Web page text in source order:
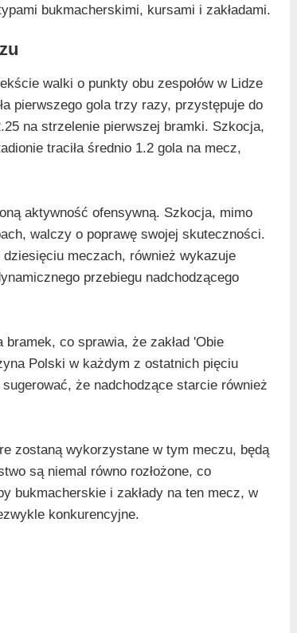
bukmacherskimi, kursami i zakładami.
walki o punkty obu zespołów w Lidze
pierwszego gola trzy razy, przystępuje do
na strzelenie pierwszej bramki. Szkocja,
traciła średnio 1.2 gola na mecz,
aktywność ofensywną. Szkocja, mimo
walczy o poprawę swojej skuteczności.
meczach, również wykazuje
przebiegu nadchodzącego
co sprawia, że zakład 'Obie
Polski w każdym z ostatnich pięciu
że nadchodzące starcie również
zostaną wykorzystane w tym meczu, będą
są niemal równo rozłożone, co
bukmacherskie i zakłady na ten mecz, w
konkurencyjne.